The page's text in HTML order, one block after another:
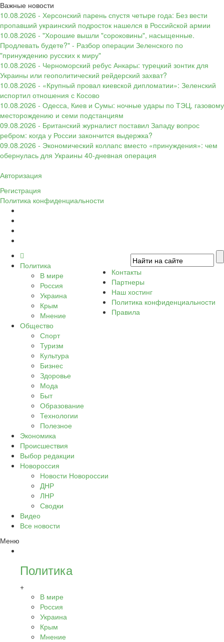
Важные новости
10.08.2026 - Херсонский парень спустя четыре года: Без вести
пропавший украинский подросток нашелся в Российской армии
10.08.2026 - "Хорошие вышли "сороковины", насыщенные.
Продлевать будете?" - Разбор операции Зеленского по
"принуждению русских к миру"
10.08.2026 - Черноморский ребус Анкары: турецкий зонтик для
Украины или геополитический рейдерский захват?
10.08.2026 - «Крупный провал киевской дипломатии»: Зеленский
испортил отношения с Косово
10.08.2026 - Одесса, Киев и Сумы: ночные удары по ТЭЦ, газовому
месторождению и семи подстанциям
09.08.2026 - Британский журналист поставил Западу вопрос
ребром: когда у России закончится выдержка?
09.08.2026 - Экономический коллапс вместо «принуждения»: чем
обернулась для Украины 40-дневная операция
Авторизация
Регистрация
Политика конфиденциальности
Политика
В мире
Россия
Украина
Крым
Мнение
Общество
Спорт
Туризм
Культура
Бизнес
Здоровье
Мода
Быт
Образование
Технологии
Полезное
Экономика
Происшествия
Выбор редакции
Новороссия
Новости Новороссии
ДНР
ЛНР
Сводки
Видео
Все новости
Меню
Политика
+
В мире
Россия
Украина
Крым
Мнение
Контакты
Партнеры
Наш хостинг
Политика конфиденциальности
Правила